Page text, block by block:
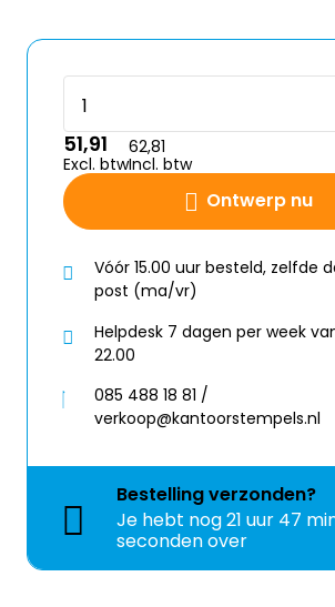
Ontwerp nu
51,91
Excl. btw
62,81
Incl. btw
Vóór 15.00 uur besteld, zelfde
post (ma/vr)
Helpdesk 7 dagen per week
22.00
085 488 18 81 /
verkoop@kantoorstempels.nl
Bestellingverzonden?
Je hebt nog21 uur 47
seconden over